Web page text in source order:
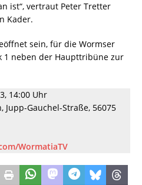
ist“, vertraut Peter Tretter
Kader.
sein, für die Wormser
1 neben der Haupttribüne zur
14:00 Uhr
Jupp-Gauchel-Straße, 56075
WormatiaTV